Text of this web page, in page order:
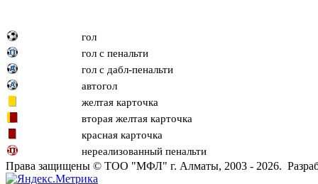
гол
гол с пенальти
гол с дабл-пенальти
автогол
желтая карточка
вторая желтая карточка
красная карточка
нереализованный пенальти
Права защищены © ТОО "МФЛ" г. Алматы, 2003 - 2026.